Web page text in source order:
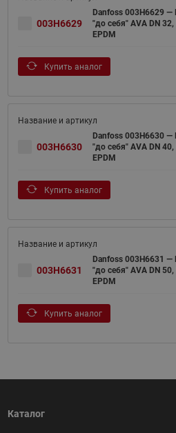
003H6629
Danfoss 003H6629 —
"до себя" AVA DN
EPDM
Купить аналог
003H6630
Danfoss 003H6630 —
"до себя" AVA DN
EPDM
Купить аналог
003H6631
Danfoss 003H6631 —
"до себя" AVA DN
EPDM
Купить аналог
Каталог